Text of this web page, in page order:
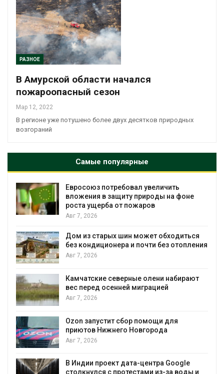
РАЗНОЕ
В Амурской области начался
пожароопасный сезон
Мар 12, 2022
В регионе уже потушено более двух десятков природных
возгораний
Самые популярные
Евросоюз потребовал увеличить
вложения в защиту природы на фоне
роста ущерба от пожаров
Авг 7, 2026
Дом из старых шин может обходиться
без кондиционера и почти без отопления
Авг 7, 2026
Камчатские северные олени набирают
вес перед осенней миграцией
Авг 7, 2026
Ozon запустит сбор помощи для
приютов Нижнего Новгорода
Авг 7, 2026
В Индии проект дата-центра Google
столкнулся с протестами из-за воды и